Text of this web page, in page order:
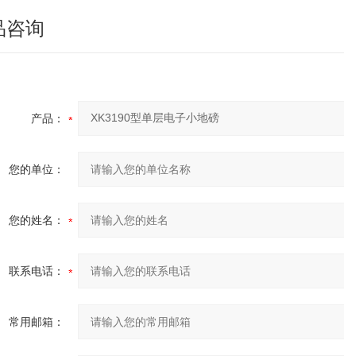
咨询
产品：
您的单位：
您的姓名：
联系电话：
常用邮箱：